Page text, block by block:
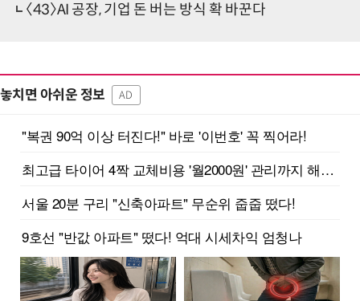
〈43〉AI 공장, 기업 돈 버는 방식 확 바꾼다
놓치면 아쉬운 정보 AD